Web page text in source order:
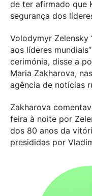
de ter afirmado que
segurança dos
Volodymyr Zelensky
aos líderes
cerimónia, disse a
Maria Zakharova,
agência de notícias
Zakharova
feira à noite por
dos 80 anos da
presididas por